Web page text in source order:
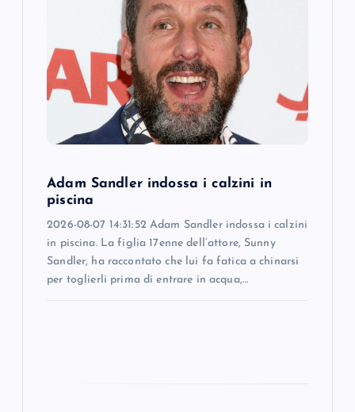
Adam Sandler indossa i calzini in
piscina
2026-08-07 14:31:52 Adam Sandler indossa i calzini
in piscina. La figlia 17enne dell’attore, Sunny
Sandler, ha raccontato che lui fa fatica a chinarsi
per toglierli prima di entrare in acqua,…